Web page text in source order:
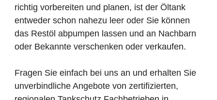
richtig vorbereiten und planen, ist der Öltank
entweder schon nahezu leer oder Sie können
das Restöl abpumpen lassen und an Nachbarn
oder Bekannte verschenken oder verkaufen.
Fragen Sie einfach bei uns an und erhalten Sie
unverbindliche Angebote von zertifizierten,